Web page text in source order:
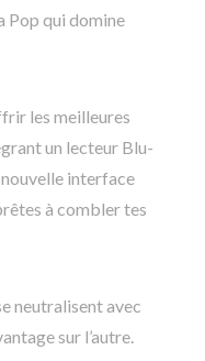
Pop qui domine
les meilleures
un lecteur Blu-
nouvelle interface
à combler tes
neutralisent avec
sur l’autre.